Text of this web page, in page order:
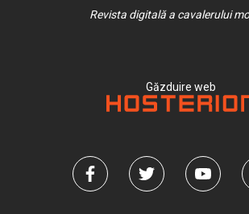
Revista digitală a cavalerului
Găzduire web